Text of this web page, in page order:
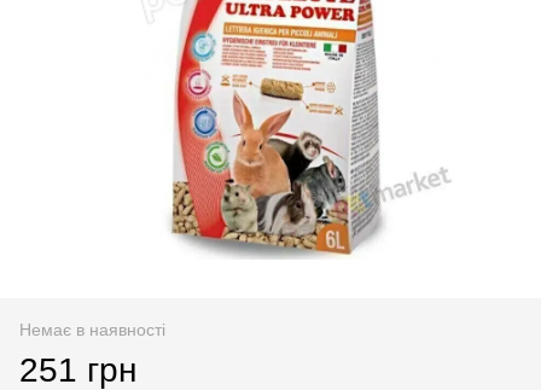
Немає в наявності
251 грн